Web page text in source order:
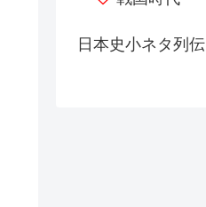
日本史小ネタ列伝